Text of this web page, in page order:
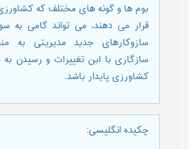
بوم ها و گونه های مختلف که
قرار می دهند، می تواند گامی به
سازوکارهای جدید مدیریتی به
سازگاری با این تغییرات و رسیدن
کشاورزی پایدار باشد.
چکیده انگلیسی: